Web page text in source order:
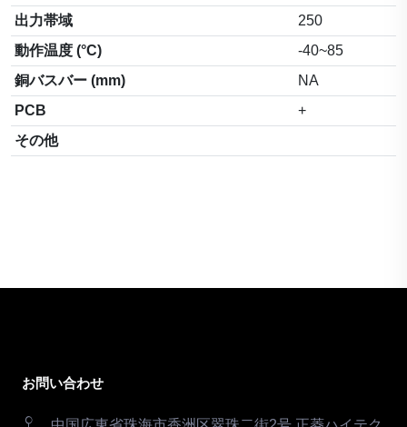
出力帯域
250
動作温度 (°C)
-40~85
銅バスバー (mm)
NA
PCB
+
その他
お問い合わせ